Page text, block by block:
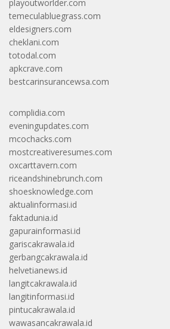
playoutworlder.com
temeculabluegrass.com
eldesigners.com
cheklani.com
totodal.com
apkcrave.com
bestcarinsurancewsa.com
complidia.com
eveningupdates.com
mcochacks.com
mostcreativeresumes.com
oxcarttavern.com
riceandshinebrunch.com
shoesknowledge.com
aktualinformasi.id
faktadunia.id
gapurainformasi.id
gariscakrawala.id
gerbangcakrawala.id
helvetianews.id
langitcakrawala.id
langitinformasi.id
pintucakrawala.id
wawasancakrawala.id